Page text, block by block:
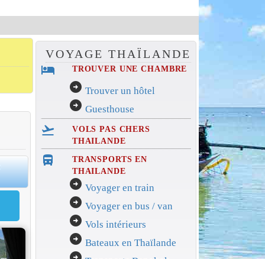
VOYAGE THAÏLANDE
hotel TROUVER UNE CHAMBRE
arrow_circle_right Trouver un hôtel
arrow_circle_right Guesthouse
flight_takeoff
VOLS PAS CHERS
THAILANDE
directions_bus_filled
TRANSPORTS EN
THAILANDE
arrow_circle_right Voyager en train
arrow_circle_right Voyager en bus / van
arrow_circle_right Vols intérieurs
arrow_circle_right Bateaux en Thaïlande